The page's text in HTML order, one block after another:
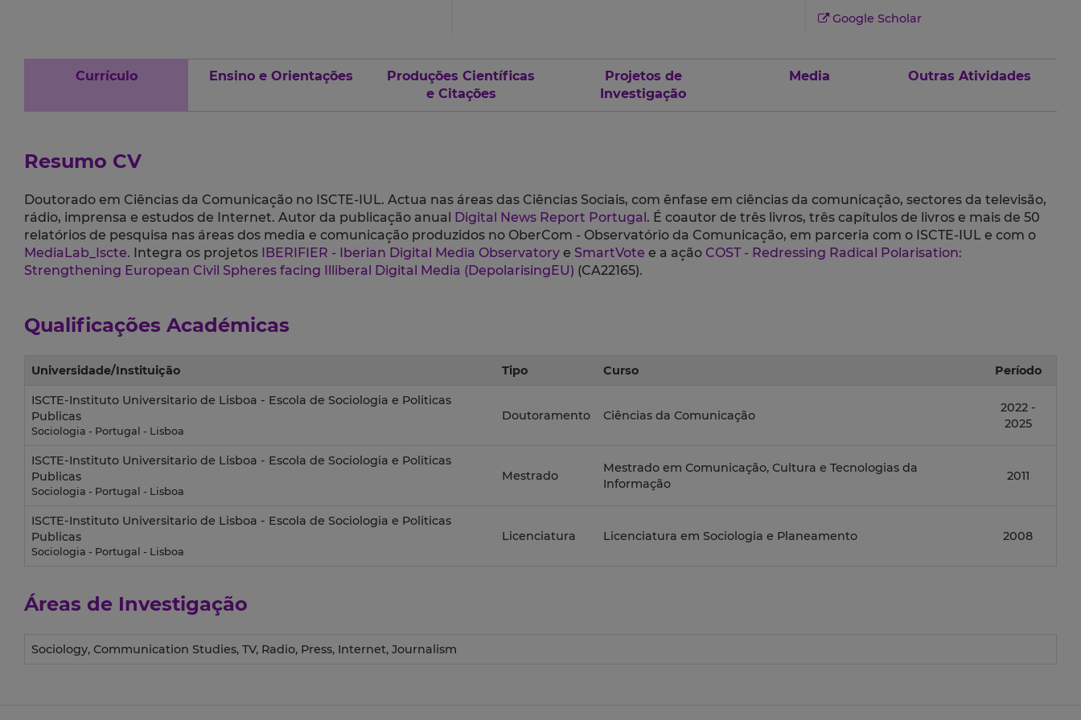
Google Scholar
Currículo Ensino e Orientações
Produções Científicas
e Citações
Projetos de
Investigação
Media Outras Atividades
Resumo CV
Doutorado em Ciências da Comunicação no ISCTE-IUL. Actua nas áreas das Ciências Sociais, com ênfase em ciências da comunicação, sectores da televisão,
rádio, imprensa e estudos de Internet. Autor da publicação anual
Digital News Report Portugal . É coautor de três livros, três capítulos de livros e mais de 50
relatórios de pesquisa nas áreas dos media e comunicação produzidos no OberCom - Observatório da Comunicação, em parceria com o ISCTE-IUL e com o
MediaLab_Iscte. Integra os projetos IBERIFIER - Iberian Digital Media Observatory e SmartVote e a ação COST - Redressing Radical Polarisation:
Strengthening European Civil Spheres facing Illiberal Digital Media (DepolarisingEU) (CA22165).
Qualificações Académicas
Universidade/Instituição Tipo Curso Período
ISCTE-Instituto Universitario de Lisboa - Escola de Sociologia e Politicas
Publicas
Sociologia - Portugal - Lisboa
Doutoramento Ciências da Comunicação
2022 -
2025
ISCTE-Instituto Universitario de Lisboa - Escola de Sociologia e Politicas
Publicas
Sociologia - Portugal - Lisboa
Mestrado
Mestrado em Comunicação, Cultura e Tecnologias da
Informação
2011
ISCTE-Instituto Universitario de Lisboa - Escola de Sociologia e Politicas
Publicas
Sociologia - Portugal - Lisboa
Licenciatura Licenciatura em Sociologia e Planeamento 2008
Áreas de Investigação
Sociology, Communication Studies, TV, Radio, Press, Internet, Journalism